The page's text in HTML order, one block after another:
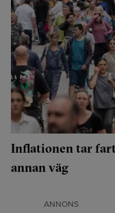
Inflationen tar fart
annan väg
ANNONS